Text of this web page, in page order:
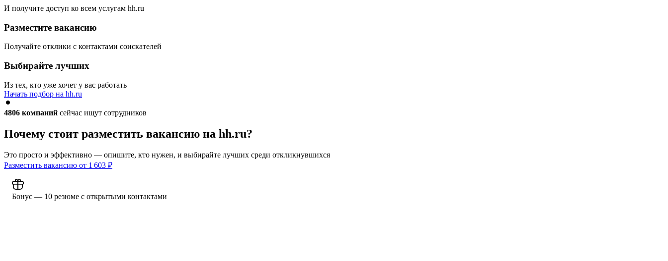
И получите доступ ко всем услугам hh.ru
Разместите вакансию
Получайте отклики с контактами соискателей
Выбирайте лучших
Из тех, кто уже хочет у вас работать
Начать подбор на hh.ru
4806 компаний сейчас ищут сотрудников
Почему стоит разместить вакансию на hh.ru?
Это просто и эффективно — опишите, кто нужен, и выбирайте лучших среди откликнувшихся
Разместить вакансию от 1 603 ₽
Бонус — 10 резюме с открытыми контактами